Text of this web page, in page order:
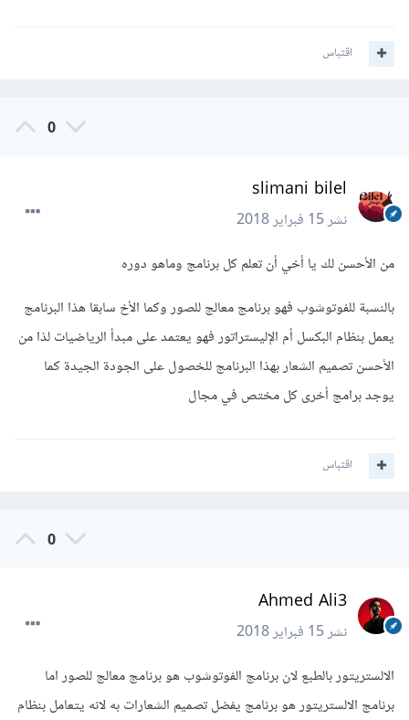
اقتباس
0
slimani bilel
نشر15 فبراير 2018
من الأحسن لك يا أخي أن تعلم كل برنامج وماهو دوره
بالنسبة للفوتوشوب فهو برنامج معالج للصور وكما الأخ سابقا هذا البرنامج
يعمل بنظام البكسل أم الإليستراتور فهو يعتمد على مبدأ الرياضيات لذا من
الأحسن تصميم الشعار بهذا البرنامج للخصول على الجودة الجيدة كما
يوجد برامج أخرى كل مختص في مجال
اقتباس
0
Ahmed Ali3
نشر15 فبراير 2018
الالستريتور بالطبع لان برنامج الفوتوشوب هو برنامج معالج للصور اما
برنامج الالستريتور هو برنامج يفضل تصميم الشعارات به لانه يتعامل بنظام